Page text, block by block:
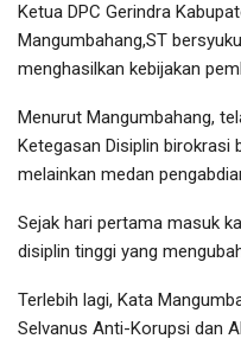
Ketua DPC Gerindra
Mangumbahang,ST
menghasilkan kebijakan
Menurut Mangumbahang,
Ketegasan Disiplin birokrasi
melainkan medan
Sejak hari pertama masuk
disiplin tinggi yang
Terlebih lagi, Kata
Selvanus Anti-Korupsi dan